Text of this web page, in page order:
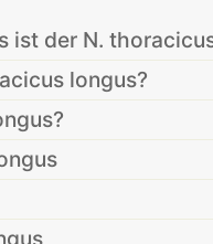
ist der N.
longus?